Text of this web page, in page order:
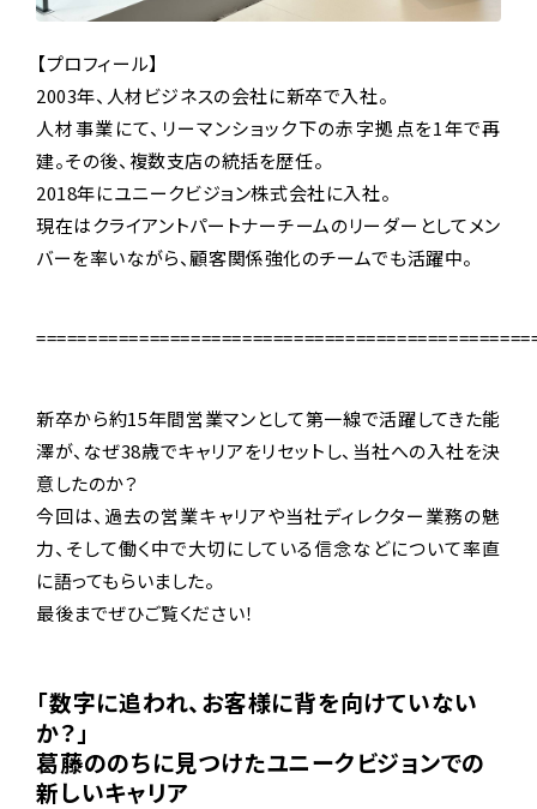
【プロフィール】
2003年、人材ビジネスの会社に新卒で入社。
人材事業にて、リーマンショック下の赤字拠点を1年で再
建。その後、複数支店の統括を歴任。
2018年にユニークビジョン株式会社に入社。
現在はクライアントパートナーチームのリーダーとしてメン
バーを率いながら、顧客関係強化のチームでも活躍中。
新卒から約15年間営業マンとして第一線で活躍してきた能
澤が、なぜ38歳でキャリアをリセットし、当社への入社を決
意したのか？
今回は、過去の営業キャリアや当社ディレクター業務の魅
力、そして働く中で大切にしている信念などについて率直
に語ってもらいました。
最後までぜひご覧ください！
「数字に追われ、お客様に背を向けていない
か？」
葛藤ののちに見つけたユニークビジョンでの
新しいキャリア